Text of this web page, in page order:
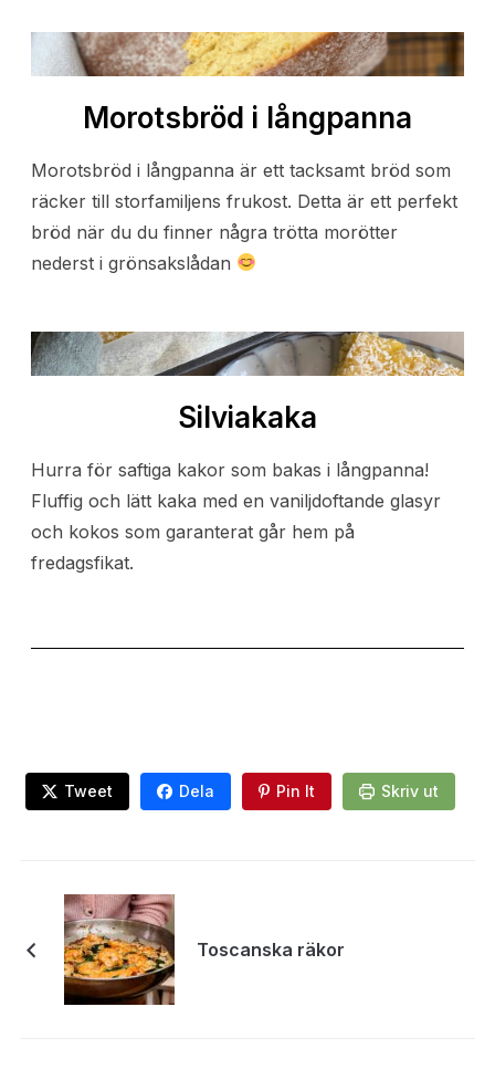
Morotsbröd i långpanna
Morotsbröd i långpanna är ett tacksamt bröd som
räcker till storfamiljens frukost. Detta är ett perfekt
bröd när du du finner några trötta morötter
nederst i grönsakslådan
Silviakaka
Hurra för saftiga kakor som bakas i långpanna!
Fluffig och lätt kaka med en vaniljdoftande glasyr
och kokos som garanterat går hem på
fredagsfikat.
Tweet Dela Pin It Skriv ut
Toscanska räkor